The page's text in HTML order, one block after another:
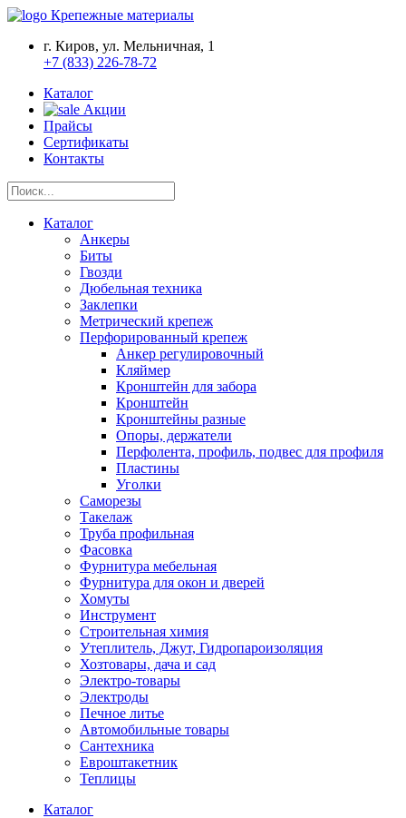
Крепежные материалы
г. Киров, ул. Мельничная, 1
+7 (833) 226-78-72
Каталог
Акции
Прайсы
Сертификаты
Контакты
Каталог
Анкеры
Биты
Гвозди
Дюбельная техника
Заклепки
Метрический крепеж
Перфорированный крепеж
Анкер регулировочный
Кляймер
Кронштейн для забора
Кронштейн
Кронштейны разные
Опоры, держатели
Перфолента, профиль, подвес для профиля
Пластины
Уголки
Саморезы
Такелаж
Труба профильная
Фасовка
Фурнитура мебельная
Фурнитура для окон и дверей
Хомуты
Инструмент
Строительная химия
Утеплитель, Джут, Гидропароизоляция
Хозтовары, дача и сад
Электро-товары
Электроды
Печное литье
Автомобильные товары
Сантехника
Евроштакетник
Теплицы
Каталог